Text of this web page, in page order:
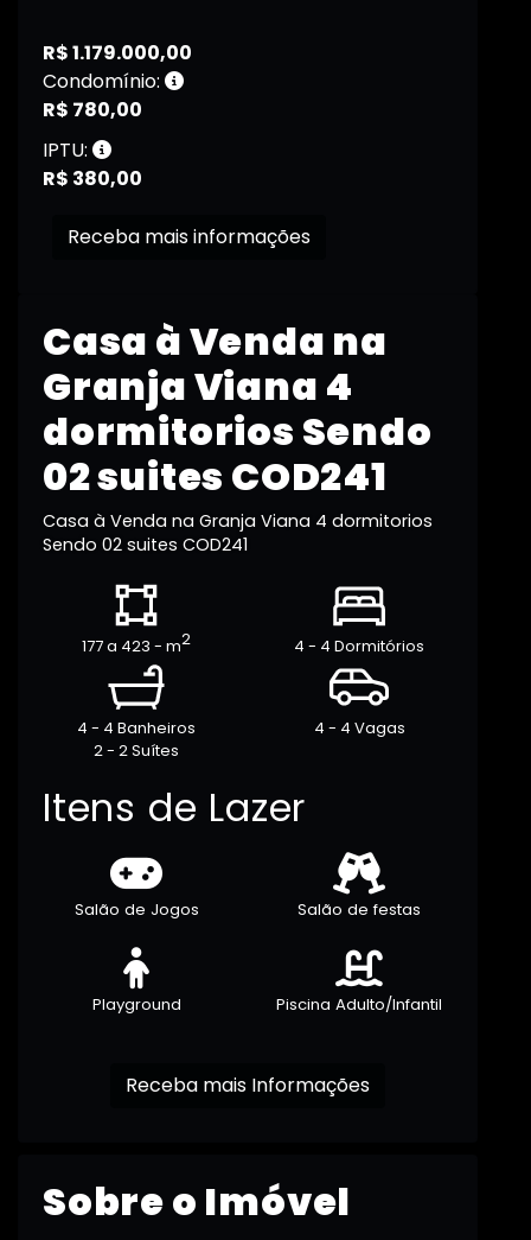
Casa à Venda na
Granja Viana 4
dormitorios Sendo
02 suites COD241
Casa à Venda na Granja Viana 4 dormitorios
Sendo 02 suites COD241
177 a 423 - m2 4 - 4 Dormitórios
4 - 4 Banheiros
2 - 2 Suítes
4 - 4 Vagas
Itens de Lazer
Salão de Jogos Salão de festas
Playground Piscina Adulto/Infantil
Receba mais Informações
Sobre o Imóvel
R$ 1.179.000,00
Condomínio:
R$ 780,00
IPTU:
R$ 380,00
Receba mais informações